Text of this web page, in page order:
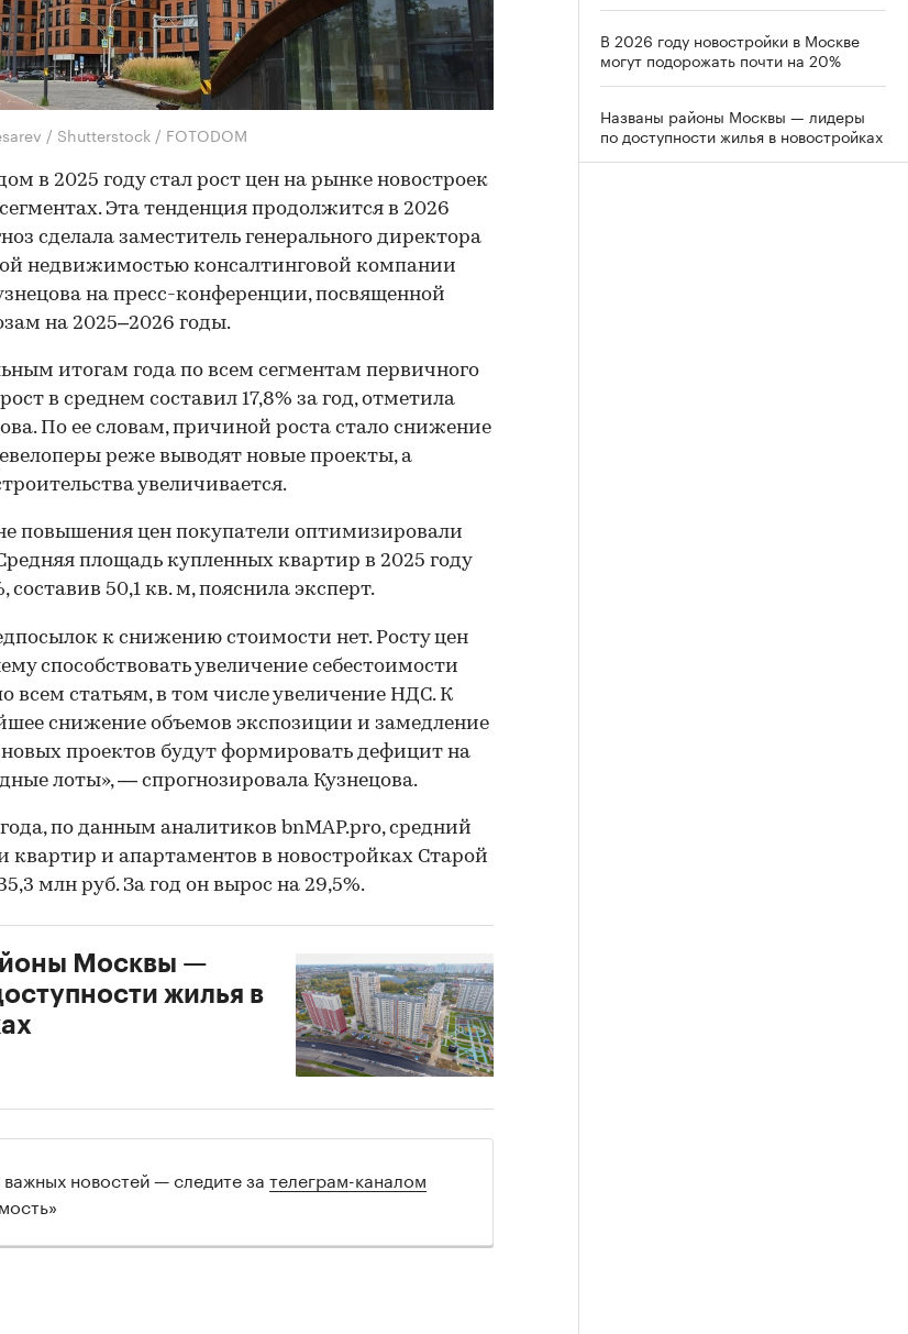
/ Shutterstock / FOTODOM
в 2025 году стал рост цен на рынке новостроек
Эта тенденция продолжится в 2026
сделала заместитель генерального директора
недвижимостью консалтинговой компании
на пресс-конференции, посвященной
на 2025–2026 годы.
итогам года по всем сегментам первичного
в среднем составил 17,8% за год, отметила
По ее словам, причиной роста стало снижение
реже выводят новые проекты, а
увеличивается.
повышения цен покупатели оптимизировали
площадь купленных квартир в 2025 году
составив 50,1 кв. м, пояснила эксперт.
/ 00:00
к снижению стоимости нет. Росту цен
способствовать увеличение себестоимости
всем статьям, в том числе увеличение НДС. К
снижение объемов экспозиции и замедление
проектов будут формировать дефицит на
лоты», — спрогнозировала Кузнецова.
по данным аналитиков bnMAP.pro, средний
квартир и апартаментов в новостройках Старой
млн руб. За год он вырос на 29,5%.
Москвы —
жилья в
важных новостей — следите за телеграм-каналом
В 2026 году новостройки в Москве
могут подорожать почти на 20%
Названы районы Москвы — лидеры
по доступности жилья в новостройках